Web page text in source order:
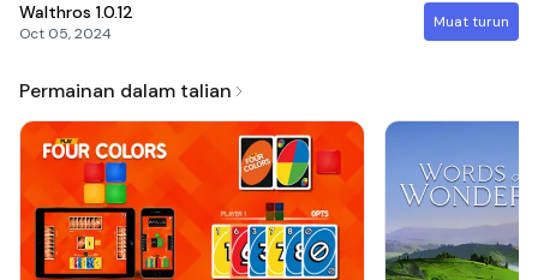
Walthros 1.0.12
Oct 05, 2024
Muat turun
Permainan dalam talian